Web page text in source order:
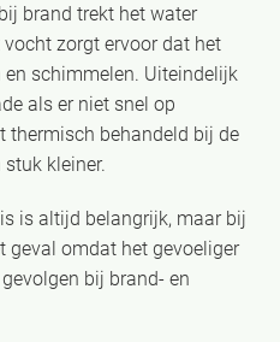
brand trekt het water
zorgt ervoor dat het
schimmelen. Uiteindelijk
als er niet snel op
thermisch behandeld bij de
kleiner.
is altijd belangrijk, maar bij
geval omdat het gevoeliger
bij brand- en